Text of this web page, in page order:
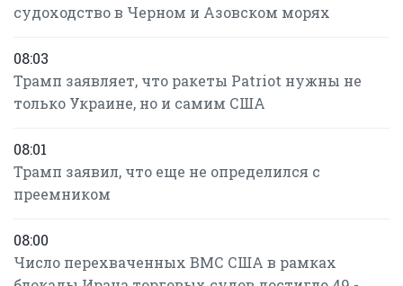
судоходство в Черном и Азовском морях
08:03
Трамп заявляет, что ракеты Patriot нужны не
только Украине, но и самим США
08:01
Трамп заявил, что еще не определился с
преемником
08:00
Число перехваченных ВМС США в рамках